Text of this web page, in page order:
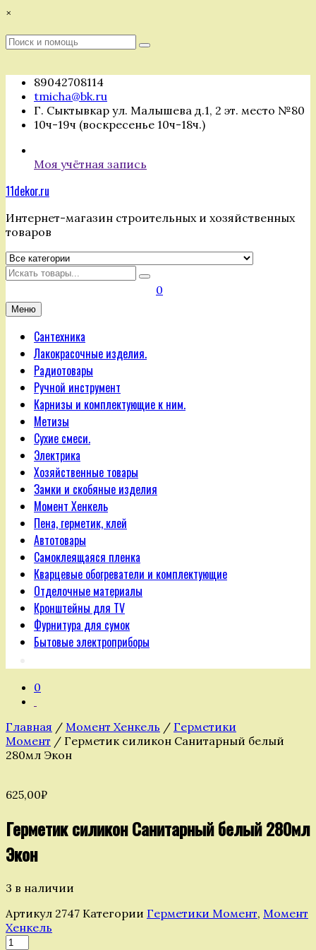
Перейти
содержимому
×
Поиск
Поиск
89042708114
tmicha@bk.ru
Г. Сыктывкар ул. Малышева д.1, 2 эт. место №80
10ч-19ч (воскресенье 10ч-18ч.)
Моя учётная запись
11dekor.ru
Интернет-магазин строительных и хозяйственных
товаров
Искать
0
Меню
Сантехника
Лакокрасочные изделия.
Радиотовары
Ручной инструмент
Карнизы и комплектующие к ним.
Метизы
Сухие смеси.
Электрика
Хозяйственные товары
Замки и скобяные изделия
Момент Хенкель
Пена, герметик, клей
Автотовары
Самоклеящаяся пленка
Кварцевые обогреватели и комплектующие
Отделочные материалы
Кронштейны для TV
Фурнитура для сумок
Бытовые электроприборы
0
Главная / Момент Хенкель / Герметики
Момент / Герметик силикон Санитарный белый
280мл Экон
625,00₽
Герметик силикон Санитарный белый 280мл
Экон
3 в наличии
Артикул 2747 Категории Герметики Момент, Момент
Хенкель
Количество